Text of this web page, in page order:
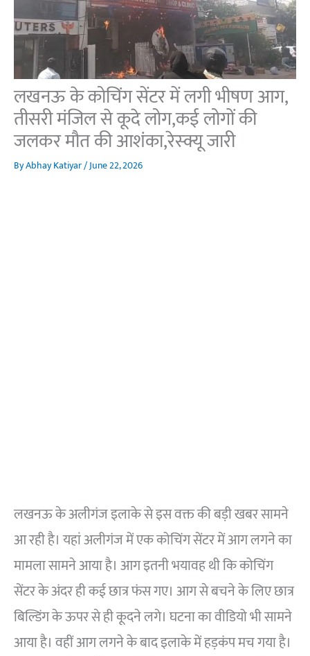
लखनऊ के कोचिंग सेंटर में लगी भीषण आग,
तीसरी मंजिल से कूदे लोग,कई लोगों की
जलकर मौत की आशंका,रेस्क्यू जारी
ByAbhay Katiyar/June 22, 2026
लखनऊ के अलीगंज इलाके से इस वक्त की बड़ी खबर सामने
आ रही है। यहां अलीगंज में एक कोचिंग सेंटर में आग लगने का
मामला सामने आया है। आग इतनी भयावह थी कि कोचिंग
सेंटर के अंदर ही कई छात्र फंस गए। आग से बचने के लिए छात्र
बिल्डिंग के ऊपर से ही कूदने लगे। घटना का वीडियो भी सामने
आया है। वहीं आग लगने के बाद इलाके में हड़कंप मच गया है।